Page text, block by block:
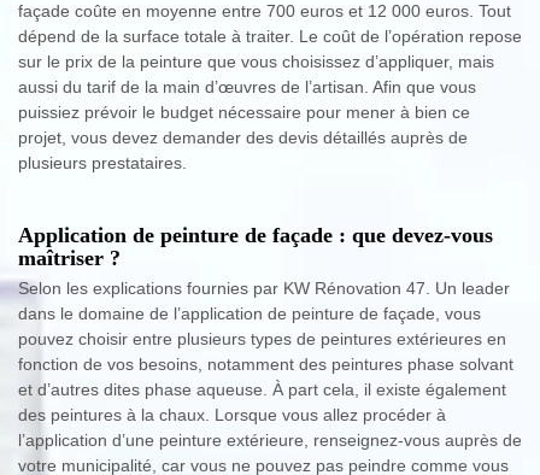
façade coûte en moyenne entre 700 euros et 12 000 euros. Tout
dépend de la surface totale à traiter. Le coût de l’opération repose
sur le prix de la peinture que vous choisissez d’appliquer, mais
aussi du tarif de la main d’œuvres de l’artisan. Afin que vous
puissiez prévoir le budget nécessaire pour mener à bien ce
projet, vous devez demander des devis détaillés auprès de
plusieurs prestataires.
Application de peinture de façade : que devez-vous
maîtriser ?
Selon les explications fournies par KW Rénovation 47. Un leader
dans le domaine de l’application de peinture de façade, vous
pouvez choisir entre plusieurs types de peintures extérieures en
fonction de vos besoins, notamment des peintures phase solvant
et d’autres dites phase aqueuse. À part cela, il existe également
des peintures à la chaux. Lorsque vous allez procéder à
l’application d’une peinture extérieure, renseignez-vous auprès de
votre municipalité, car vous ne pouvez pas peindre comme vous